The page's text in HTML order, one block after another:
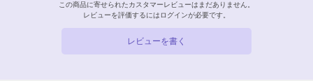
この商品に寄せられたカスタマーレビューはまだありません。
レビューを評価するには ログインが必要です。
レビューを書く